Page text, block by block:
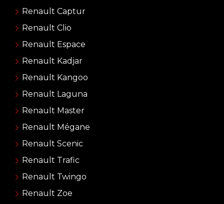
Renault Captur
Renault Clio
Renault Espace
Renault Kadjar
Renault Kangoo
Renault Laguna
Renault Master
Renault Mégane
Renault Scenic
Renault Trafic
Renault Twingo
Renault Zoe